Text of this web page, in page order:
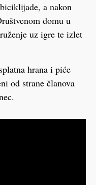
a nakon
domu u
uz igre te izlet
hrana i piće
od strane članova